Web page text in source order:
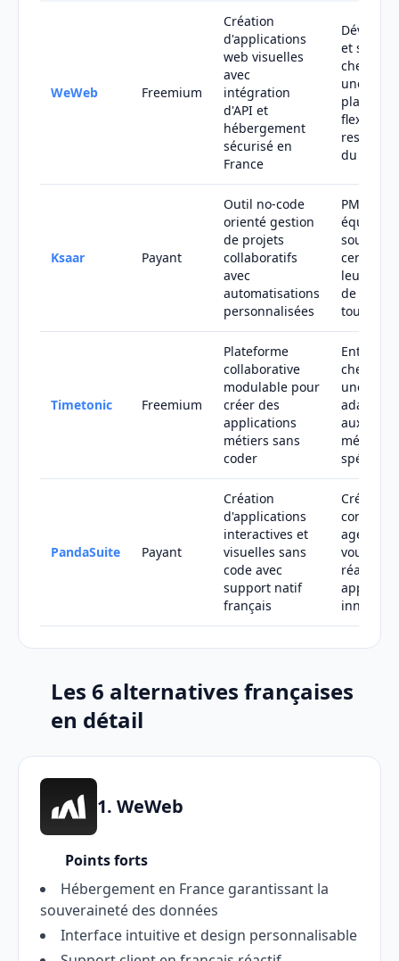
WeWeb Freemium
Création
d'applications
web visuelles
avec
intégration
d'API et
hébergement
sécurisé en
France
et
une
flexible et
du RGPD
Ksaar Payant
Outil no-code
orienté gestion
de projets
collaboratifs
avec
automatisations
personnalisées
PME et
équipes
leur
de
toute
Timetonic Freemium
Plateforme
collaborative
modulable pour
créer des
applications
métiers sans
coder
une
aux
métiers
PandaSuite Payant
Création
d'applications
interactives et
visuelles sans
code avec
support natif
français
agences
voulant
réaliser
Les 6 alternatives françaises
en détail
1. WeWeb
Points forts
Hébergement en France garantissant la
souveraineté des données
Interface intuitive et design personnalisable